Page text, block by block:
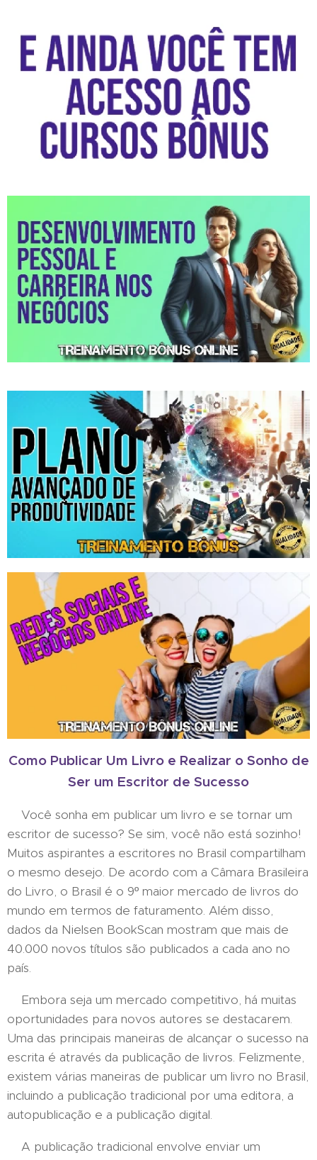
Como Publicar Um Livro e Realizar o Sonho de
Ser um Escritor de Sucesso
Você sonha em publicar um livro e se tornar um
escritor de sucesso? Se sim, você não está sozinho!
Muitos aspirantes a escritores no Brasil compartilham
o mesmo desejo. De acordo com a Câmara Brasileira
do Livro, o Brasil é o 9º maior mercado de livros do
mundo em termos de faturamento. Além disso,
dados da Nielsen BookScan mostram que mais de
40.000 novos títulos são publicados a cada ano no
país.
Embora seja um mercado competitivo, há muitas
oportunidades para novos autores se destacarem.
Uma das principais maneiras de alcançar o sucesso na
escrita é através da publicação de livros. Felizmente,
existem várias maneiras de publicar um livro no Brasil,
incluindo a publicação tradicional por uma editora, a
autopublicação e a publicação digital.
A publicação tradicional envolve enviar um